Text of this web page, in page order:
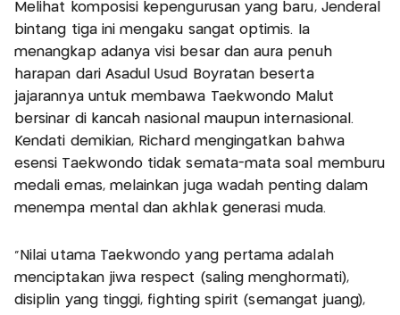
Melihat komposisi kepengurusan yang baru, Jenderal
bintang tiga ini mengaku sangat optimis. Ia
menangkap adanya visi besar dan aura penuh
harapan dari Asadul Usud Boyratan beserta
jajarannya untuk membawa Taekwondo Malut
bersinar di kancah nasional maupun internasional.
Kendati demikian, Richard mengingatkan bahwa
esensi Taekwondo tidak semata-mata soal memburu
medali emas, melainkan juga wadah penting dalam
menempa mental dan akhlak generasi muda.
"Nilai utama Taekwondo yang pertama adalah
menciptakan jiwa respect (saling menghormati),
disiplin yang tinggi, fighting spirit (semangat juang),